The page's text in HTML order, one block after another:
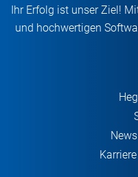
Ihr Erfolg ist unser Ziel!
und hochwertigen
News
Karriere